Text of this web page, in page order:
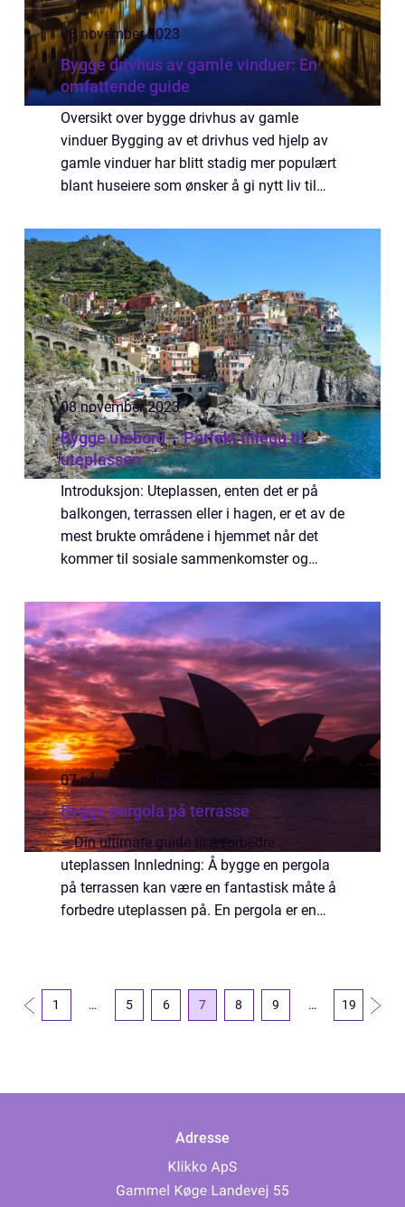
08 november 2023
Bygge drivhus av gamle vinduer: En
omfattende guide
Oversikt over bygge drivhus av gamle
vinduer Bygging av et drivhus ved hjelp av
gamle vinduer har blitt stadig mer populært
blant huseiere som ønsker å gi nytt liv til
fantastisk utendørs plass. Denne artikk...
08 november 2023
Bygge utebord – Perfekt tillegg til
uteplassen
Introduksjon: Uteplassen, enten det er på
balkongen, terrassen eller i hagen, er et av de
mest brukte områdene i hjemmet når det
kommer til sosiale sammenkomster og
for å kunne nyte måltider, drikke og hyggel...
07 november 2023
Bygge pergola på terrasse
– Din ultimate guide til å forbedre
uteplassen Innledning: Å bygge en pergola
på terrassen kan være en fantastisk måte å
forbedre uteplassen på. En pergola er en
1 … 5 6 7 8 9 … 19
Adresse